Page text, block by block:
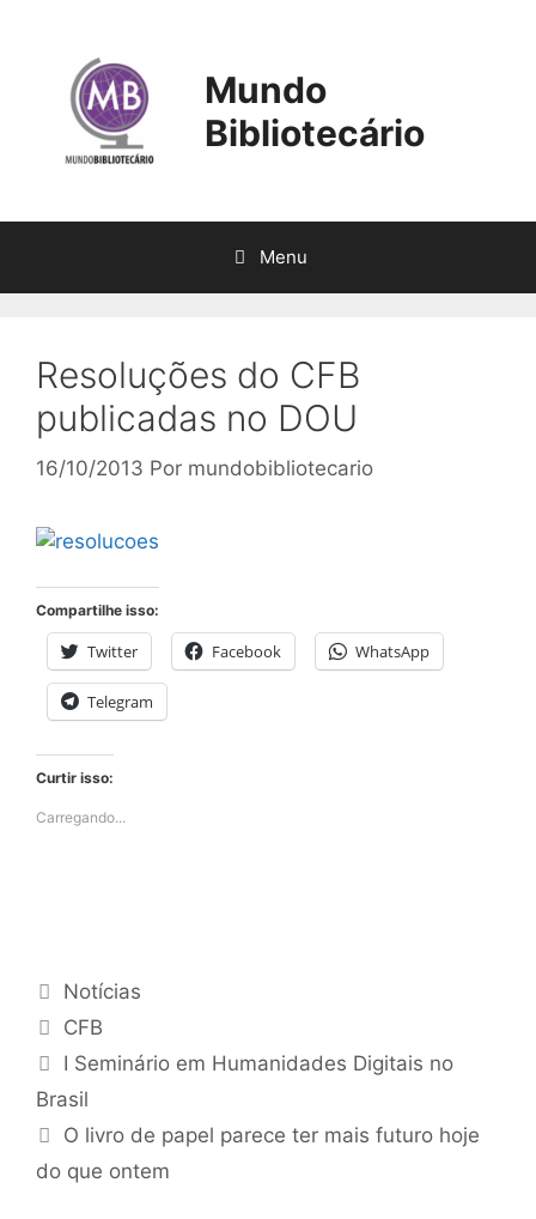
conteúdo
Mundo
Bibliotecário
Menu
Resoluções do CFB
publicadas no DOU
16/10/2013 Por mundobibliotecario
Compartilhe isso:
Twitter Facebook WhatsApp
Telegram
Curtir isso:
Carregando...
Categorias
Notícias
Tags
CFB
I Seminário em Humanidades Digitais no
Brasil
O livro de papel parece ter mais futuro hoje
do que ontem